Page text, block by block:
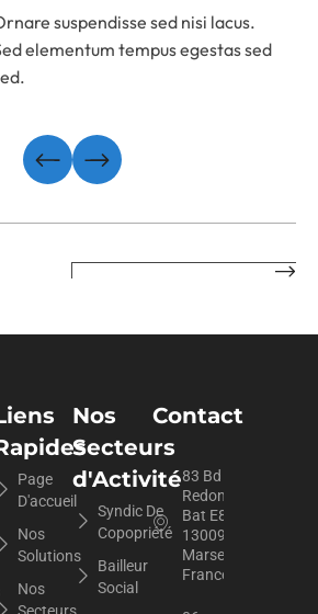
suspendisse sed nisi lacus.
elementum tempus egestas sed
Page
D'accueil
Nos
Solutions
Nos
Nos
Secteurs
d'Activité
Syndic De
Copopriété
Bailleur
Social
Contact
83 Bd du
Redon
Bat E8,
13009
Marseille,
France